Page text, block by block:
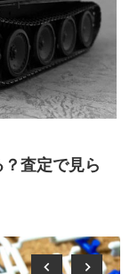
査定で見ら